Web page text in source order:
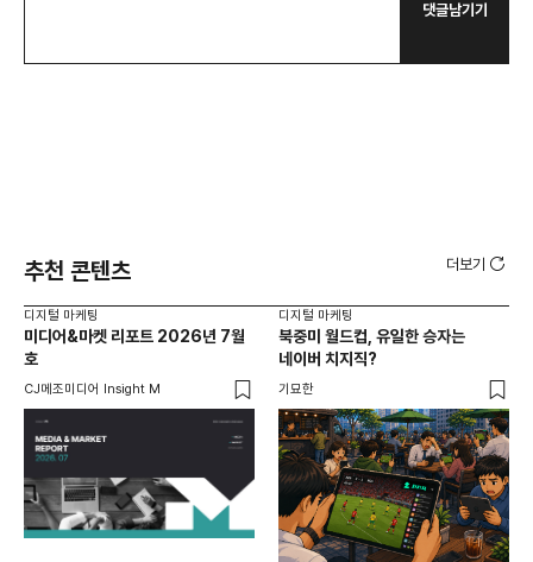
댓글남기기
추천 콘텐츠 더보기
디지털 마케팅
미디어&마켓 리포트 2026년 7월
호
CJ메조미디어 Insight M
디지털 마케팅
북중미 월드컵, 유일한 승자는
네이버 치지직?
기묘한